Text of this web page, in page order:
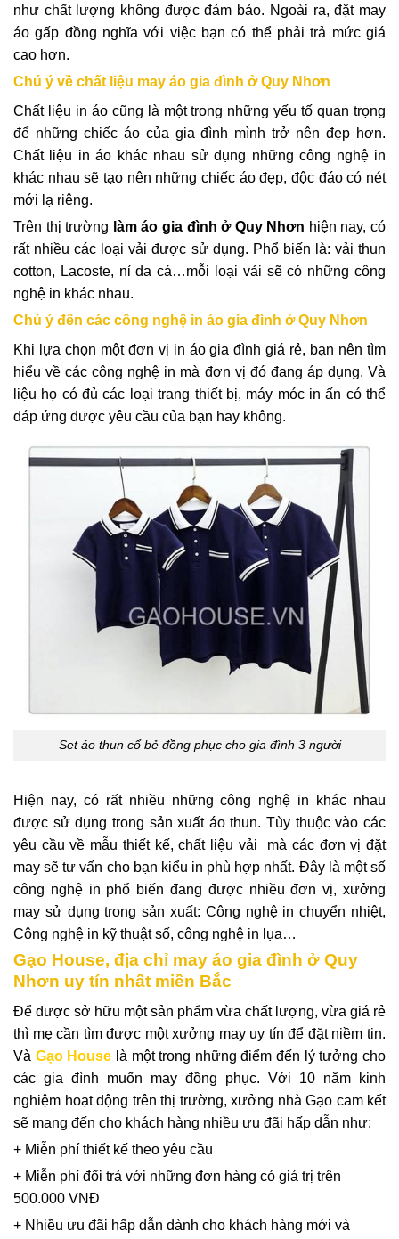
như chất lượng không được đảm bảo. Ngoài ra, đặt may
áo gấp đồng nghĩa với việc bạn có thể phải trả mức giá
cao hơn.
Chú ý về chất liệu may áo gia đình ở Quy Nhơn
Chất liệu in áo cũng là một trong những yếu tố quan trọng
để những chiếc áo của gia đình mình trở nên đẹp hơn.
Chất liệu in áo khác nhau sử dụng những công nghệ in
khác nhau sẽ tạo nên những chiếc áo đẹp, độc đáo có nét
mới lạ riêng.
Trên thị trường làm áo gia đình ở Quy Nhơn hiện nay, có
rất nhiều các loại vải được sử dụng. Phổ biến là: vải thun
cotton, Lacoste, nỉ da cá…mỗi loại vải sẽ có những công
nghệ in khác nhau.
Chú ý đến các công nghệ in áo gia đình ở Quy Nhơn
Khi lựa chọn một đơn vị in áo gia đình giá rẻ, bạn nên tìm
hiểu về các công nghệ in mà đơn vị đó đang áp dụng. Và
liệu họ có đủ các loại trang thiết bị, máy móc in ấn có thể
đáp ứng được yêu cầu của bạn hay không.
Set áo thun cổ bẻ đồng phục cho gia đình 3 người
Hiện nay, có rất nhiều những công nghệ in khác nhau
được sử dụng trong sản xuất áo thun. Tùy thuộc vào các
yêu cầu về mẫu thiết kế, chất liệu vải mà các đơn vị đặt
may sẽ tư vấn cho bạn kiểu in phù hợp nhất. Đây là một số
công nghệ in phổ biến đang được nhiều đơn vị, xưởng
may sử dụng trong sản xuất: Công nghệ in chuyển nhiệt,
Công nghệ in kỹ thuật số, công nghệ in lụa…
Gạo House, địa chỉ may áo gia đình ở Quy
Nhơn uy tín nhất miền Bắc
Để được sở hữu một sản phẩm vừa chất lượng, vừa giá rẻ
thì mẹ cần tìm được một xưởng may uy tín để đặt niềm tin.
Và Gạo House là một trong những điểm đến lý tưởng cho
các gia đình muốn may đồng phục. Với 10 năm kinh
nghiệm hoạt động trên thị trường, xưởng nhà Gạo cam kết
sẽ mang đến cho khách hàng nhiều ưu đãi hấp dẫn như:
+ Miễn phí thiết kế theo yêu cầu
+ Miễn phí đổi trả với những đơn hàng có giá trị trên
500.000 VNĐ
+ Nhiều ưu đãi hấp dẫn dành cho khách hàng mới và